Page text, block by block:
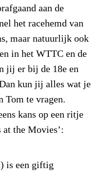
aan de
het racehemd van
maar natuurlijk ook
in het WTTC en de
jij er bij de 18e en
kun jij alles wat je
Tom te vragen.
kans op een ritje
at the Movies’:
is een giftig